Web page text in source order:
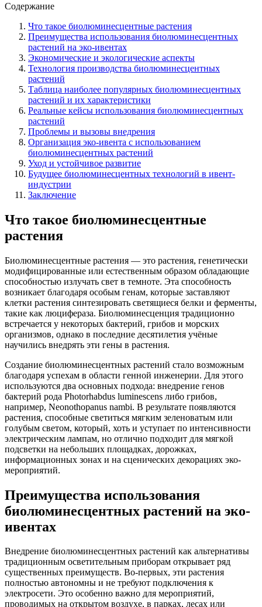
Содержание
Что такое биолюминесцентные растения
Преимущества использования биолюминесцентных
растений на эко-ивентах
Экономические и экологические аспекты
Технология производства биолюминесцентных
растений
Таблица наиболее популярных биолюминесцентных
растений и их характеристики
Реальные кейсы использования биолюминесцентных
растений
Проблемы и вызовы внедрения
Организация эко-ивента с использованием
биолюминесцентных растений
Уход и устойчивое развитие
Будущее биолюминесцентных технологий в ивент-
индустрии
Заключение
Что такое биолюминесцентные
растения
Биолюминесцентные растения — это растения, генетически
модифицированные или естественным образом обладающие
способностью излучать свет в темноте. Эта способность
возникает благодаря особым генам, которые заставляют
клетки растения синтезировать светящиеся белки и ферменты,
такие как люцифераза. Биолюминесценция традиционно
встречается у некоторых бактерий, грибов и морских
организмов, однако в последние десятилетия учёные
научились внедрять эти гены в растения.
Создание биолюминесцентных растений стало возможным
благодаря успехам в области генной инженерии. Для этого
используются два основных подхода: внедрение генов
бактерий рода Photorhabdus luminescens либо грибов,
например, Neonothopanus nambi. В результате появляются
растения, способные светиться мягким зеленоватым или
голубым светом, который, хоть и уступает по интенсивности
электрическим лампам, но отлично подходит для мягкой
подсветки на небольших площадках, дорожках,
информационных зонах и на сценических декорациях эко-
мероприятий.
Преимущества использования
биолюминесцентных растений на эко-
ивентах
Внедрение биолюминесцентных растений как альтернативы
традиционным осветительным приборам открывает ряд
существенных преимуществ. Во-первых, эти растения
полностью автономны и не требуют подключения к
электросети. Это особенно важно для мероприятий,
проводимых на открытом воздухе, в парках, лесах или